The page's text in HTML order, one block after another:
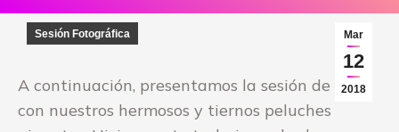
Mar
12
2018
Sesión Fotográfica
A continuación, presentamos la sesión de fotos
con nuestros hermosos y tiernos peluches